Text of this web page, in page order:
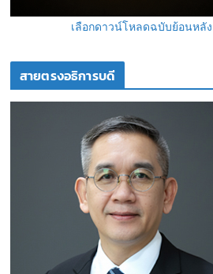
เลือกดาวน์โหลดฉบับย้อนหลัง
สายตรงอธิการบดี